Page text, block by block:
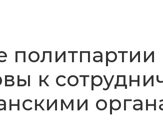
политпартии
к